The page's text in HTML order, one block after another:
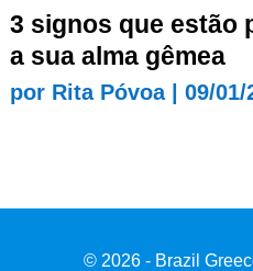
3 signos que estão
a sua alma gêmea
por Rita Póvoa| 09/01/
© 2026 - Brazil